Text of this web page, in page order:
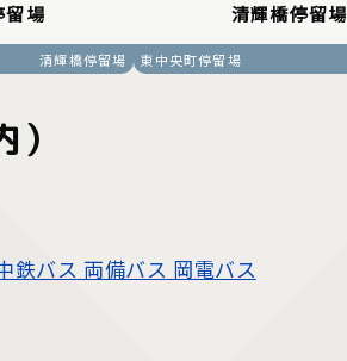
留場
清輝橋停留場
清輝橋停留場
東中央町停留場
鉄バス 両備バス 岡電バス